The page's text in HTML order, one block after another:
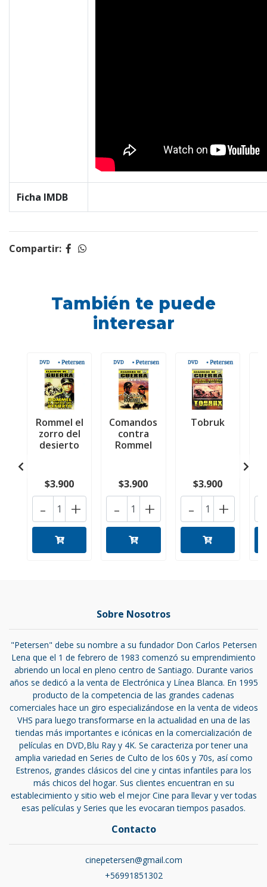
Ficha IMDB
Compartir:
También te puede
interesar
Rommel el
zorro del
desierto
$3.900
+
-
Comandos
contra
Rommel
$3.900
+
-
Tobruk
$3.900
+
-
Sobre Nosotros
"Petersen" debe su nombre a su fundador Don Carlos Petersen
Lena que el 1 de febrero de 1983 comenzó su emprendimiento
abriendo un local en pleno centro de Santiago. Durante varios
años se dedicó a la venta de Electrónica y Línea Blanca. En 1995
producto de la competencia de las grandes cadenas
comerciales hace un giro especializándose en la venta de videos
VHS para luego transformarse en la actualidad en una de las
tiendas más importantes e icónicas en la comercialización de
películas en DVD,Blu Ray y 4K. Se caracteriza por tener una
amplia variedad en Series de Culto de los 60s y 70s, así como
Estrenos, grandes clásicos del cine y cintas infantiles para los
más chicos del hogar. Sus clientes encuentran en su
establecimiento y sitio web el mejor Cine para llevar y ver todas
esas películas y Series que les evocaran tiempos pasados.
Contacto
cinepetersen@gmail.com
+56991851302